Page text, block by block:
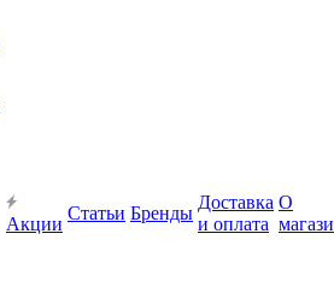
Акции
Статьи Бренды
Доставка
и оплата
О